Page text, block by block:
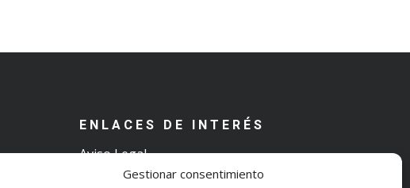
Gestionar consentimiento
ENLACES DE INTERÉS
Aviso Legal
Términos y condiciones de uso